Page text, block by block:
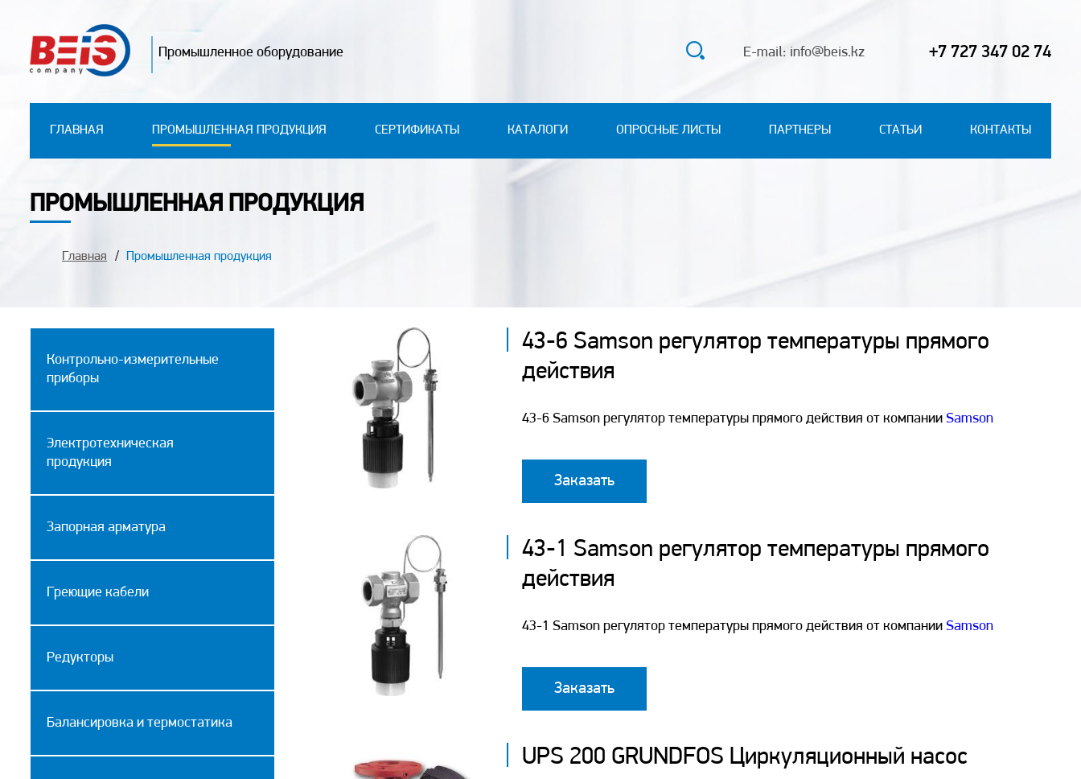
Промышленное оборудование E-mail: info@beis.kz +7 727 347 02 74
ГЛАВНАЯ ПРОМЫШЛЕННАЯ ПРОДУКЦИЯ СЕРТИФИКАТЫ КАТАЛОГИ ОПРОСНЫЕ ЛИСТЫ ПАРТНЕРЫ СТАТЬИ КОНТАКТЫ
ПРОМЫШЛЕННАЯ ПРОДУКЦИЯ
Главная Промышленная продукция
Контрольно-измерительные
приборы
Электротехническая
продукция
Запорная арматура
Греющие кабели
Редукторы
Балансировка и термостатика
43-6 Samson регулятор температуры прямого
действия
43-6 Samson регулятор температуры прямого действия от компании Samson
Заказать
43-1 Samson регулятор температуры прямого
действия
43-1 Samson регулятор температуры прямого действия от компании Samson
Заказать
UPS 200 GRUNDFOS Циркуляционный насос